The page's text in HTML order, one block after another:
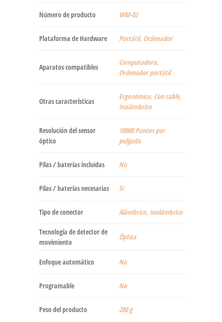
Número de producto ‎WM-02
Plataforma de Hardware ‎Portátil, Ordenador
Aparatos compatibles
‎Computadora,
Ordenador portátil
Otras características
‎Ergonómico, Con cable,
Inalámbrico
Resolución del sensor
óptico
‎10000 Puntos por
pulgada
Pilas / baterías incluidas ‎No
Pilas / baterías necesarias ‎Sí
Tipo de conector ‎Alámbrico, Inalámbrico
Tecnología de detector de
movimiento
‎Óptica
Enfoque automático ‎No
Programable ‎No
Peso del producto ‎200 g